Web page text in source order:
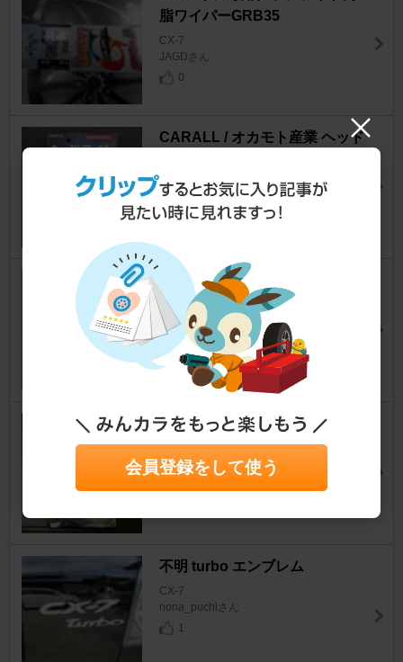
脂ワイパーGRB35
CX-7
JAGDさん
0
CARALL / オカモト産業 ヘッド
CX-7
ma-sa0024さん
5
HKS スーパーエアフィルター
CX-7
syomizさん
4
HID屋 / トレーディングトレー
ド HID屋 LEDナンバー灯
CX-7
不明 turbo エンブレム
CX-7
nona_puchiさん
1
会員登録をして使う